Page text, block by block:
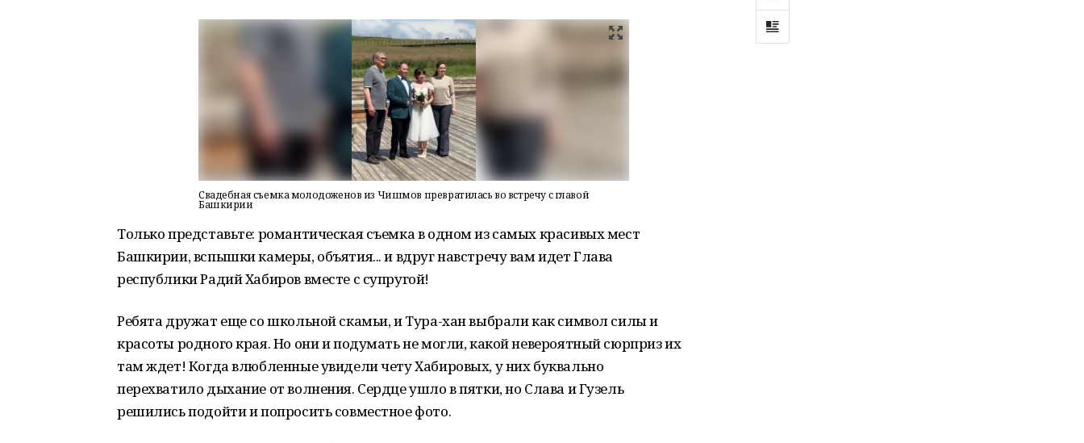
Свадебная съемка молодоженов из Чишмов превратилась во встречу с главой
Башкирии
Только представьте: романтическая съемка в одном из самых красивых мест
Башкирии, вспышки камеры, объятия... и вдруг навстречу вам идет Глава
республики Радий Хабиров вместе с супругой!
Ребята дружат еще со школьной скамьи, и Тура-хан выбрали как символ силы и
красоты родного края. Но они и подумать не могли, какой невероятный сюрприз их
там ждет! Когда влюбленные увидели чету Хабировых, у них буквально
перехватило дыхание от волнения. Сердце ушло в пятки, но Слава и Гузель
решились подойти и попросить совместное фото.